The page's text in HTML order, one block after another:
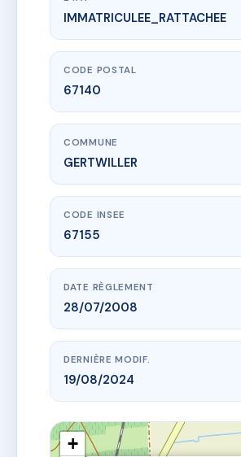
www.vme.plus/AC4393153
LES SAULES
4 r du cerisier67140 GERTWILLER
IMMATRICULEE_RATTACHEE
CODE POSTAL
67140
COMMUNE
GERTWILLER
CODE INSEE
67155
DATE RÈGLEMENT
28/07/2008
DERNIÈRE MODIF.
19/08/2024
+